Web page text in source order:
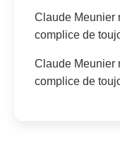
Claude Meunier
complice de
Claude Meunier
complice de